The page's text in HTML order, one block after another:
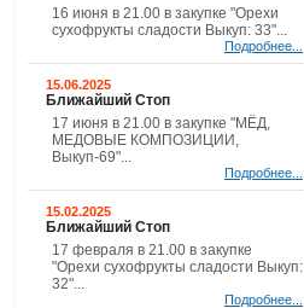
16 июня в 21.00 в закупке "Орехи
сухофрукты сладости Выкуп: 33"...
Подробнее...
15.06.2025
Ближайший Стоп
17 июня в 21.00 в закупке "МЁД,
МЕДОВЫЕ КОМПОЗИЦИИ,
Выкуп-69"...
Подробнее...
15.02.2025
Ближайший Стоп
17 февраля в 21.00 в закупке
"Орехи сухофрукты сладости Выкуп:
32"...
Подробнее...